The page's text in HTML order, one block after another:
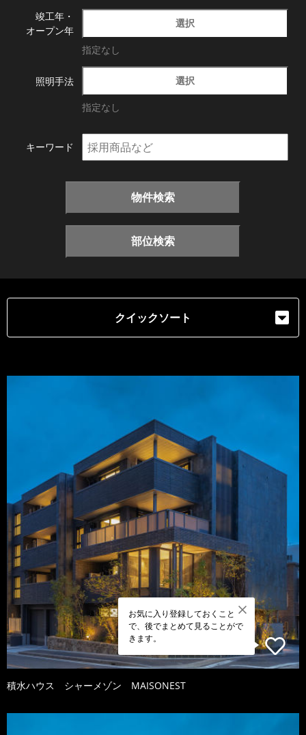
竣工年・
オープン年
選択
指定なし
照明手法 選択
指定なし
キーワード
物件検索
部位検索
クイックソート
お気に入り登録しておくこと
で、後でまとめて見ることがで
きます。
積水ハウス シャーメゾン MAISONEST